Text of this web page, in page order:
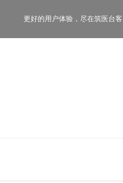
更好的用户体验， 尽在筑医台